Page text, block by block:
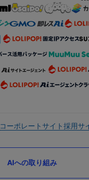
コーポレートサイト採用サ
AIへの取り組み